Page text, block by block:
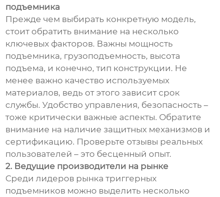
подъемника
Прежде чем выбирать конкретную модель,
стоит обратить внимание на несколько
ключевых факторов. Важны мощность
подъемника, грузоподъемность, высота
подъема, и конечно, тип конструкции. Не
менее важно качество используемых
материалов, ведь от этого зависит срок
службы. Удобство управления, безопасность –
тоже критически важные аспекты. Обратите
внимание на наличие защитных механизмов и
сертификацию. Проверьте отзывы реальных
пользователей – это бесценный опыт.
2. Ведущие производители на рынке
Среди лидеров рынка триггерных
подъемников можно выделить несколько